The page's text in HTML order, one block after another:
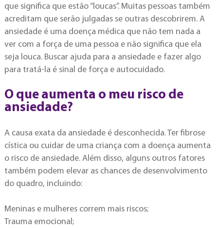
que significa que estão “loucas”. Muitas pessoas também
acreditam que serão julgadas se outras descobrirem. A
ansiedade é uma doença médica que não tem nada a
ver com a força de uma pessoa e não significa que ela
seja louca. Buscar ajuda para a ansiedade e fazer algo
para tratá-la é sinal de força e autocuidado.
O que aumenta o meu risco de
ansiedade?
A causa exata da ansiedade é desconhecida. Ter fibrose
cística ou cuidar de uma criança com a doença aumenta
o risco de ansiedade. Além disso, alguns outros fatores
também podem elevar as chances de desenvolvimento
do quadro, incluindo:
Meninas e mulheres correm mais riscos;
Trauma emocional;